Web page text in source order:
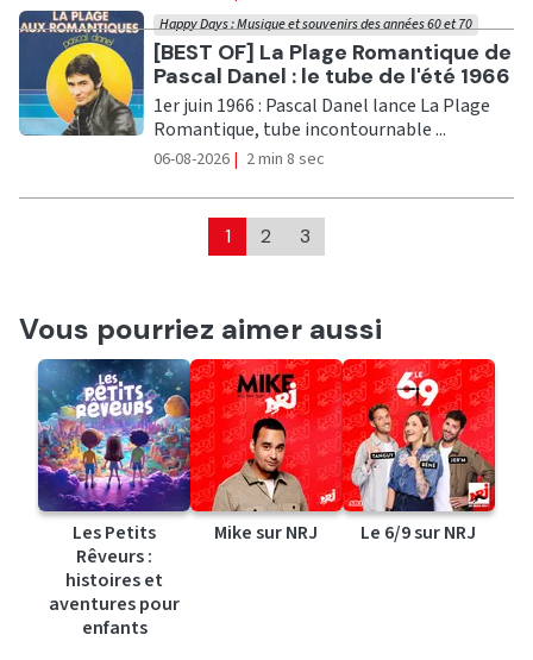
Ecouter
[BEST OF] La Plage Romantique de
Pascal Danel : le tube de l'été 1966
Happy Days : Musique et souvenirs des années 60 et 70
1er juin 1966 : Pascal Danel lance La Plage
Romantique, tube incontournable ...
06-08-2026 | 2 min 8 sec
1 2 3
Vous pourriez aimer aussi
Les Petits
Rêveurs :
histoires et
aventures pour
enfants
Mike sur NRJ Le 6/9 sur NRJ